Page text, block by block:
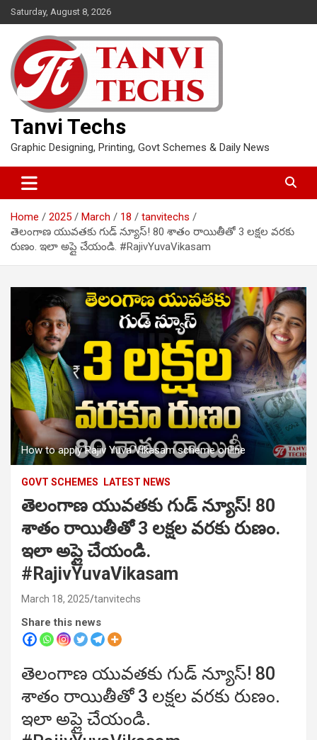
Skip
to
content
Saturday, August 8, 2026
Tanvi Techs
Graphic Designing, Printing, Govt Schemes & Daily News
Home 2025 March 18
tanvitechs
తెలంగాణ యువతకు గుడ్ న్యూస్! 80 శాతం రాయితీతో 3 లక్షల వరకు
రుణం. ఇలా అప్లై చేయండి. #RajivYuvaVikasam
How to apply Rajiv Yuva Vikasam scheme online
GOVT SCHEMES LATEST NEWS
తెలంగాణ యువతకు గుడ్ న్యూస్! 80
శాతం రాయితీతో 3 లక్షల వరకు రుణం.
ఇలా అప్లై చేయండి.
#RajivYuvaVikasam
March 18, 2025 tanvitechs
Share this news
తెలంగాణ యువతకు గుడ్ న్యూస్! 80
శాతం రాయితీతో 3 లక్షల వరకు రుణం.
ఇలా అప్లై చేయండి.